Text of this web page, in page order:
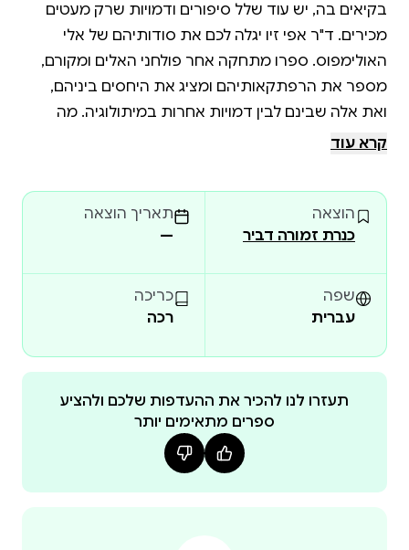
בקיאים בה, יש עוד שלל סיפורים ודמויות שרק מעטים
מכירים. ד"ר אפי זיו יגלה לכם את סודותיהם של אלי
האולימפוס. ספרו מתחקה אחר פולחני האלים ומקורם,
מספר את הרפתקאותיהם ומציג את היחסים ביניהם,
ואת אלה שבינם לבין דמויות אחרות במיתולוגיה. מה
חדש ושונה ב"סודות אלי האולימפוס"? תמצאו בו מידע
בנפרד ולדלות את הסיפורים, התפקידים והתכונות של
כל אל מספרים וממקורות שונים – כולם מרוכזים בצורה
מסודרת ונוחה. וגם: תמצאו בו מאות יצירות אמנות
הכללים הפשוטים שעל פיהם תוכלו לזהות את הדמויות
ואת הסיפור המיתולוגי עצמו בתוך היצירה. ספר זה הוא
השלישי מאת ד"ר אפי זיו, מרצה וסופר, העוסק שנים
רבות בהוראה וכתיבה של תולדות האמנות והמיתולוגיה
היוונית. קדמו לו: מיתולוגיה עכשיו, לקסיקון מונחים
שמקורם במיתולוגיה, ומשחקי האלים, סקירת המשחקים
האולימפיים ביוון בראי האמנות, שניהם בהוצאת דניאלה
די-נור. לד"ר זיו תואר ראשון ביחסים בינלאומיי
קרא עוד
הוצאה
כנרת זמורה דביר
תאריך הוצאה
—
שפה
עברית
כריכה
רכה
תעזרו לנו להכיר את ההעדפות שלכם ולהציע
ספרים מתאימים יותר